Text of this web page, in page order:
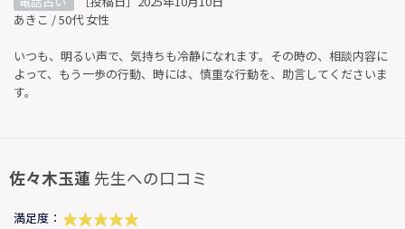
あきこ / 50代 女性
いつも、明るい声で、気持ちも冷静になれます。その時の、相談内容に
よって、もう一歩の行動、時には、慎重な行動を、助言してくださいま
す。
佐々木玉蓮 先生への口コミ
満足度：